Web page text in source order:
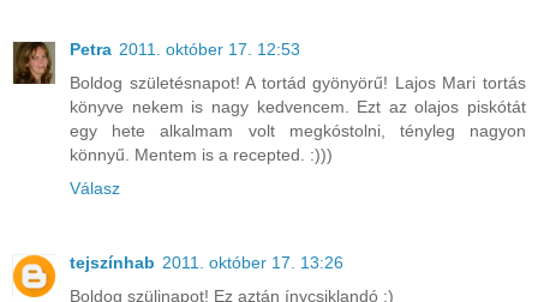
Petra 2011. október 17. 12:53
Boldog születésnapot! A tortád gyönyörű! Lajos Mari tortás
könyve nekem is nagy kedvencem. Ezt az olajos piskótát
egy hete alkalmam volt megkóstolni, tényleg nagyon
könnyű. Mentem is a recepted. :)))
Válasz
tejszínhab 2011. október 17. 13:26
Boldog szülinapot! Ez aztán ínycsiklandó :)